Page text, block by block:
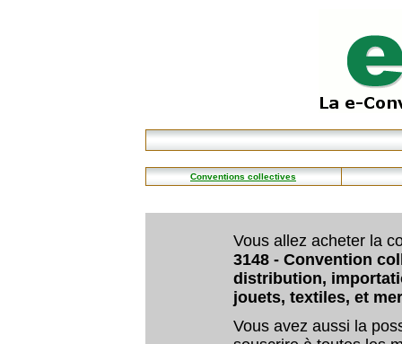
Conventions collectives
Vous allez acheter la
3148 - Convention
distribution,
jouets, textiles, et
Vous avez aussi la